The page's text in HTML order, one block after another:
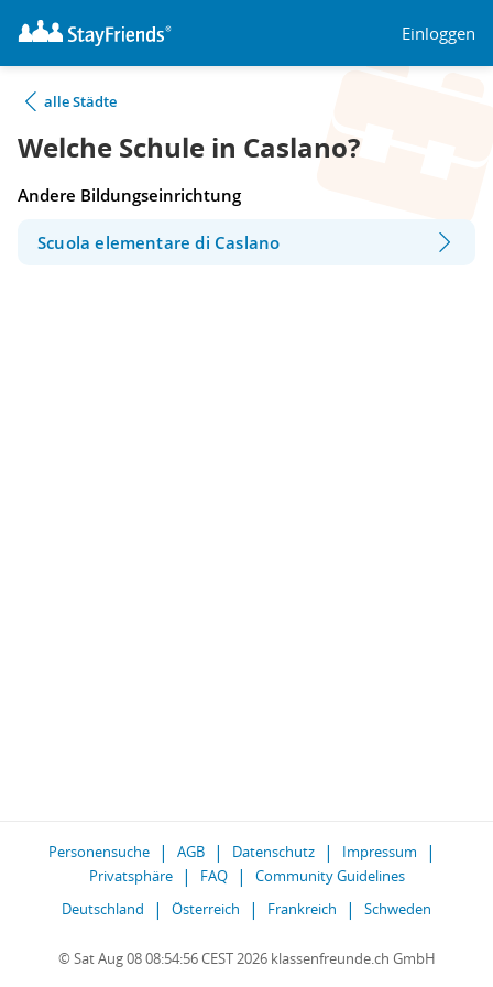
Einloggen
alle Städte
Welche Schule in Caslano?
Andere Bildungseinrichtung
Scuola elementare di Caslano
Personensuche AGB Datenschutz
Impressum
Privatsphäre
FAQ
Community Guidelines
Deutschland
Österreich Frankreich Schweden
© Sat Aug 08 08:54:56 CEST 2026 klassenfreunde.ch GmbH